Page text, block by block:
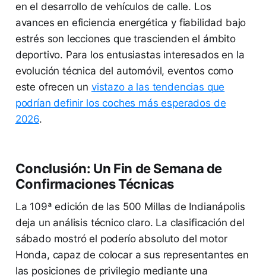
en el desarrollo de vehículos de calle. Los
avances en eficiencia energética y fiabilidad bajo
estrés son lecciones que trascienden el ámbito
deportivo. Para los entusiastas interesados en la
evolución técnica del automóvil, eventos como
este ofrecen un vistazo a las tendencias que
podrían definir los coches más esperados de
2026.
Conclusión: Un Fin de Semana de
Confirmaciones Técnicas
La 109ª edición de las 500 Millas de Indianápolis
deja un análisis técnico claro. La clasificación del
sábado mostró el poderío absoluto del motor
Honda, capaz de colocar a sus representantes en
las posiciones de privilegio mediante una